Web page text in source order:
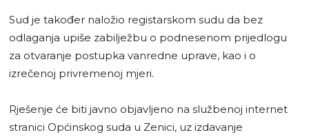
Sud je također naložio registarskom sudu da bez
odlaganja upiše zabilježbu o podnesenom prijedlogu
za otvaranje postupka vanredne uprave, kao i o
izrečenoj privremenoj mjeri.
Rješenje će biti javno objavljeno na službenoj internet
stranici Općinskog suda u Zenici, uz izdavanje